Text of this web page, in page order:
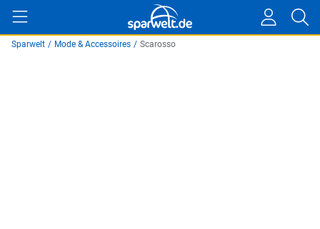
Sparwelt / Mode & Accessoires / Scarosso